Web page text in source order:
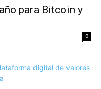
para Bitcoin y
0